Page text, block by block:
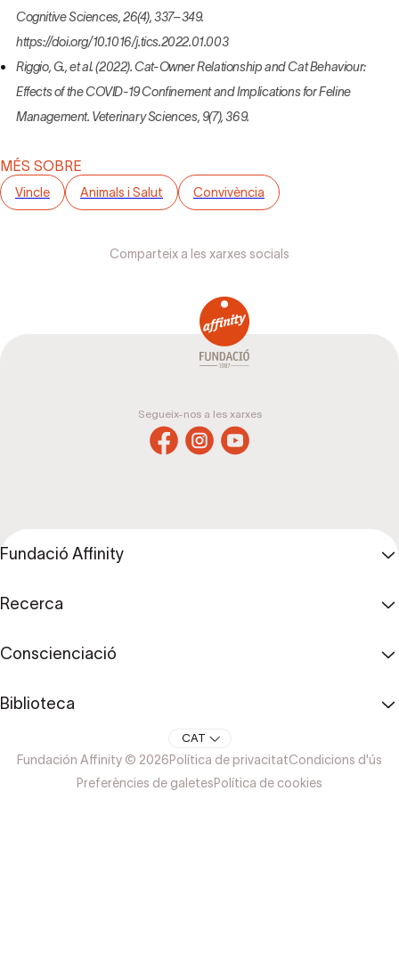
Cognitive Sciences, 26(4), 337–349.
https://doi.org/10.1016/j.tics.2022.01.003
Riggio, G., et al. (2022). Cat-Owner Relationship and Cat Behaviour:
Effects of the COVID-19 Confinement and Implications for Feline
Management. Veterinary Sciences, 9(7), 369.
MÉS SOBRE
Vincle Animals i Salut Convivència
Comparteix a les xarxes socials
Segueix-nos a les xarxes
Fundació Affinity
Recerca
Conscienciació
Biblioteca
CAT
Fundación Affinity © 2026Política de privacitatCondicions d'ús
Preferències de galetesPolítica de cookies